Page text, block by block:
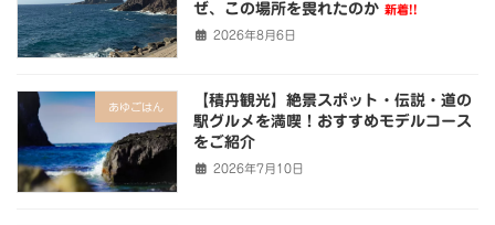
ぜ、この場所を畏れたのか 新着!!
2026年8月6日
あゆごはん
【積丹観光】絶景スポット・伝説・道の
駅グルメを満喫！おすすめモデルコース
をご紹介
2026年7月10日